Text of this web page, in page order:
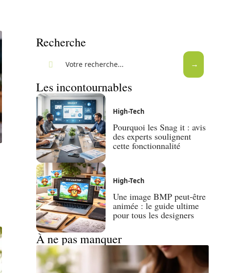
Recherche
Les incontournables
High-Tech
Pourquoi les Snag it : avis
des experts soulignent
cette fonctionnalité
High-Tech
Une image BMP peut-être
animée : le guide ultime
pour tous les designers
À ne pas manquer